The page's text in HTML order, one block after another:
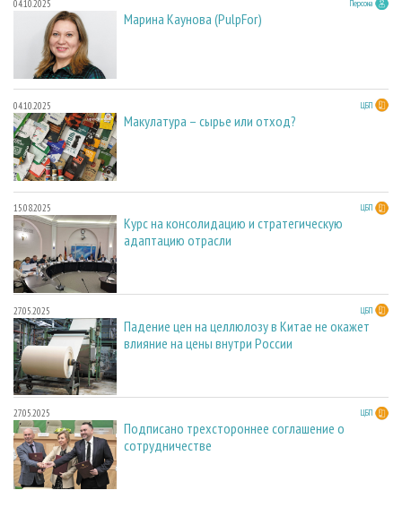
04.10.2025 Персона
Марина Каунова (PulpFor)
04.10.2025 ЦБП
Макулатура – сырье или отход?
15.08.2025 ЦБП
Курс на консолидацию и стратегическую
адаптацию отрасли
27.05.2025 ЦБП
Падение цен на целлюлозу в Китае не окажет
влияние на цены внутри России
27.05.2025 ЦБП
Подписано трехстороннее соглашение о
сотрудничестве